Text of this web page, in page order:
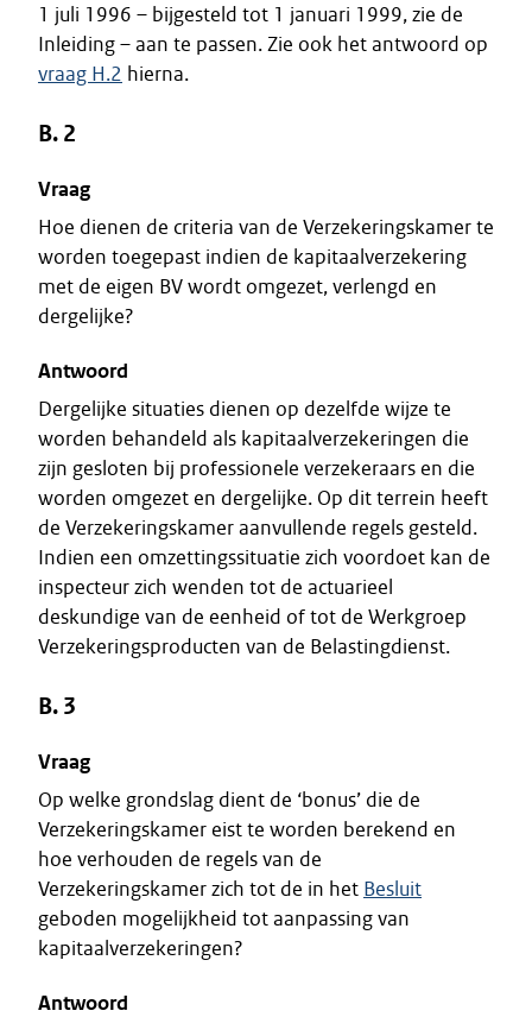
1 juli 1996 – bijgesteld tot 1 januari 1999, zie de
Inleiding – aan te passen. Zie ook het antwoord op
vraag H.2 hierna.
B. 2
Vraag
Hoe dienen de criteria van de Verzekeringskamer te
worden toegepast indien de kapitaalverzekering
met de eigen BV wordt omgezet, verlengd en
dergelijke?
Antwoord
Dergelijke situaties dienen op dezelfde wijze te
worden behandeld als kapitaalverzekeringen die
zijn gesloten bij professionele verzekeraars en die
worden omgezet en dergelijke. Op dit terrein heeft
de Verzekeringskamer aanvullende regels gesteld.
Indien een omzettingssituatie zich voordoet kan de
inspecteur zich wenden tot de actuarieel
deskundige van de eenheid of tot de Werkgroep
Verzekeringsproducten van de Belastingdienst.
B. 3
Vraag
Op welke grondslag dient de ‘bonus’ die de
Verzekeringskamer eist te worden berekend en
hoe verhouden de regels van de
Verzekeringskamer zich tot de in het Besluit
geboden mogelijkheid tot aanpassing van
kapitaalverzekeringen?
Antwoord